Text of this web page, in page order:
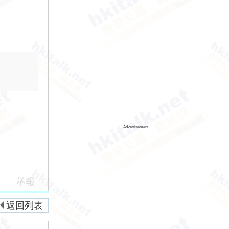
舉報
返回列表
Advertisement